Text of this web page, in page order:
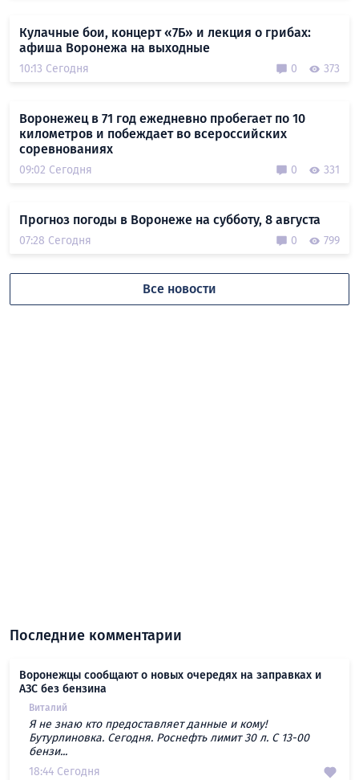
Кулачные бои, концерт «7Б» и лекция о грибах:
афиша Воронежа на выходные
10:13 Сегодня 0 373
Воронежец в 71 год ежедневно пробегает по 10
километров и побеждает во всероссийских
соревнованиях
09:02 Сегодня 0 331
Прогноз погоды в Воронеже на субботу, 8 августа
07:28 Сегодня 0 799
Все новости
Последние комментарии
Воронежцы сообщают о новых очередях на заправках и
АЗС без бензина
Виталий
Я не знаю кто предоставляет данные и кому!
Бутурлиновка. Сегодня. Роснефть лимит 30 л. С 13-00
бензи...
18:44 Сегодня